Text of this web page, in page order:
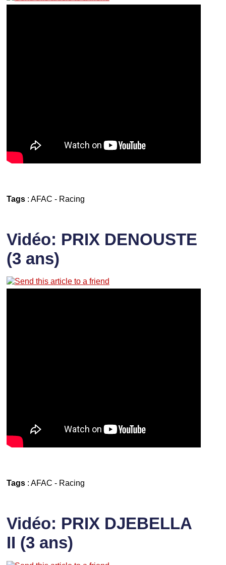
Tags: AFAC - Racing
Vidéo: PRIX DENOUSTE
(3 ans)
Tags: AFAC - Racing
Vidéo: PRIX DJEBELLA
II (3 ans)